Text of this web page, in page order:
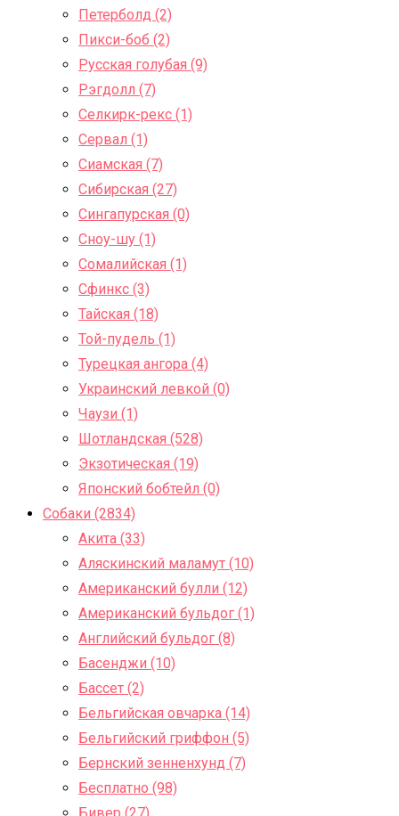
Петерболд (2)
Пикси-боб (2)
Русская голубая (9)
Рэгдолл (7)
Селкирк-рекс (1)
Сервал (1)
Сиамская (7)
Сибирская (27)
Сингапурская (0)
Сноу-шу (1)
Сомалийская (1)
Сфинкс (3)
Тайская (18)
Той-пудель (1)
Турецкая ангора (4)
Украинский левкой (0)
Чаузи (1)
Шотландская (528)
Экзотическая (19)
Японский бобтейл (0)
Собаки (2834)
Акита (33)
Аляскинский маламут (10)
Американский булли (12)
Американский бульдог (1)
Английский бульдог (8)
Басенджи (10)
Бассет (2)
Бельгийская овчарка (14)
Бельгийский гриффон (5)
Бернский зенненхунд (7)
Бесплатно (98)